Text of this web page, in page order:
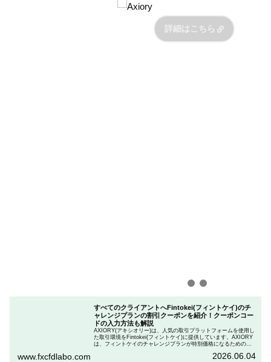
すべてのクライアントへFintokei(フィントケイ)のチ
ャレンジプランの割引クーポンを紹介！クーポンコー
ドの入力方法も解説
AXIORY(アキシオリー)は、人気の取引プラットフォームを使用し
た取引環境をFintokei(フィントケイ)に提供しています。AXIORY
は、フィントケイのチャレンジプランが特別価格になるためのク
ランを申し込むときのクーポンコードを入力して割引にする方法
www.fxcfdlabo.com 2026.06.04